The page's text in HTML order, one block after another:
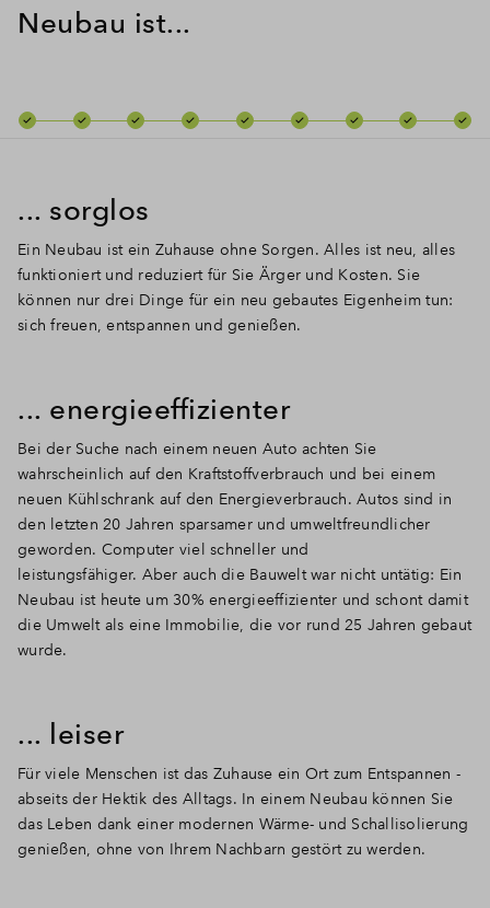
Neubau ist...
... sorglos
Ein Neubau ist ein Zuhause ohne Sorgen. Alles ist neu, alles
funktioniert und reduziert für Sie Ärger und Kosten. Sie
können nur drei Dinge für ein neu gebautes Eigenheim tun:
sich freuen, entspannen und genießen.
... energieeffizienter
Bei der Suche nach einem neuen Auto achten Sie
wahrscheinlich auf den Kraftstoffverbrauch und bei einem
neuen Kühlschrank auf den Energieverbrauch. Autos sind in
den letzten 20 Jahren sparsamer und umweltfreundlicher
geworden. Computer viel schneller und
leistungsfähiger. Aber auch die Bauwelt war nicht untätig: Ein
Neubau ist heute um 30% energieeffizienter und schont damit
die Umwelt als eine Immobilie, die vor rund 25 Jahren gebaut
wurde.
... leiser
Für viele Menschen ist das Zuhause ein Ort zum Entspannen -
abseits der Hektik des Alltags. In einem Neubau können Sie
das Leben dank einer modernen Wärme- und Schallisolierung
genießen, ohne von Ihrem Nachbarn gestört zu werden.